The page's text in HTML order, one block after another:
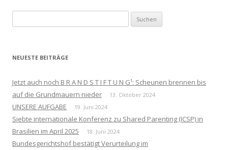
nach:
NEUESTE BEITRÄGE
Jetzt auch noch B R A N D S T I F T U N G¹: Scheunen brennen bis
auf die Grundmauern nieder
13. Oktober 2024
UNSERE AUFGABE 19. Juni 2024
Siebte internationale Konferenz zu Shared Parenting (ICSP) in
Brasilien im April 2025
18. Juni 2024
Bundesgerichtshof bestätigt Verurteilung im